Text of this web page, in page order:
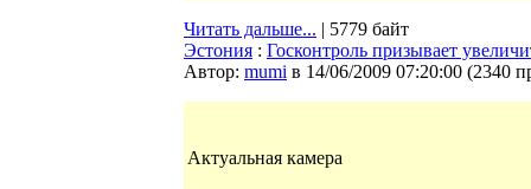
Читать дальше... | 5779 байт
Эстония : Госконтроль призывает
Автор: mumi в 14/06/2009 07:20:00 (2340
Актуальная камера